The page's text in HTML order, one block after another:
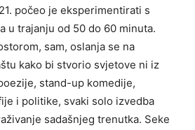
počeo je eksperimentirati s
u trajanju od 50 do 60 minuta.
sam, oslanja se na
kako bi stvorio svjetove ni iz
stand-up komedije,
i politike, svaki solo izvedba
sadašnjeg trenutka. Seke